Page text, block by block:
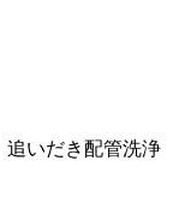
追いだき配管洗浄